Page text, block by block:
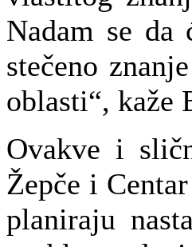
Nadam se da
stečeno
oblasti“, kaže
Ovakve i
Žepče i
planiraju